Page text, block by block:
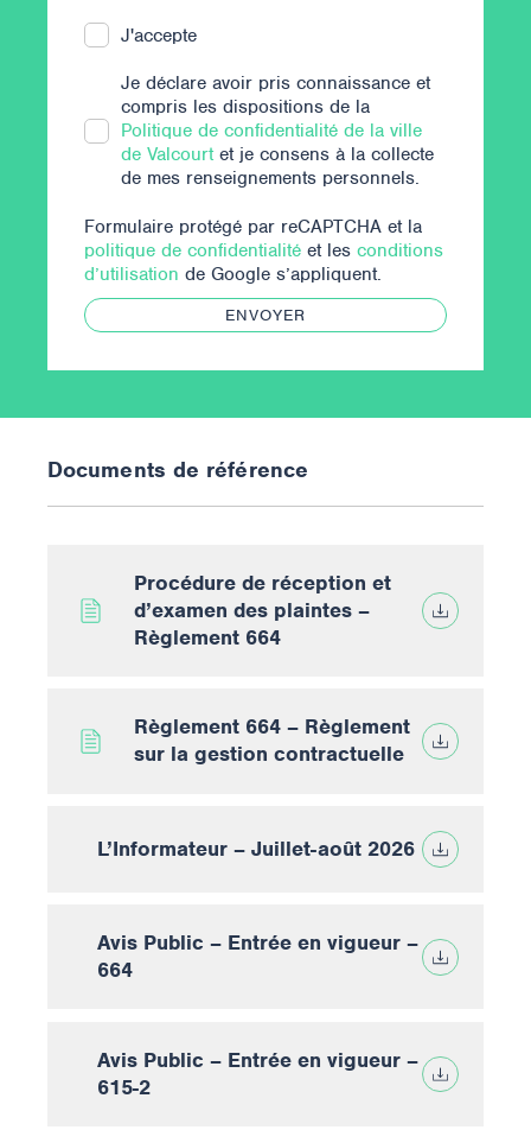
J'accepte
Je déclare avoir pris connaissance et
compris les dispositions de la
Politique de confidentialité de la ville
de Valcourtet je consens à la collecte
de mes renseignements personnels.
Formulaire protégé par reCAPTCHA et la
politique de confidentialité et lesconditions
d’utilisation de Google s’appliquent.
ENVOYER
Documents de référence
Procédure de réception et
d’examen des plaintes –
Règlement 664
Règlement 664 – Règlement
sur la gestion contractuelle
L’Informateur – Juillet-août 2026
Avis Public – Entrée en vigueur –
664
Avis Public – Entrée en vigueur –
615-2